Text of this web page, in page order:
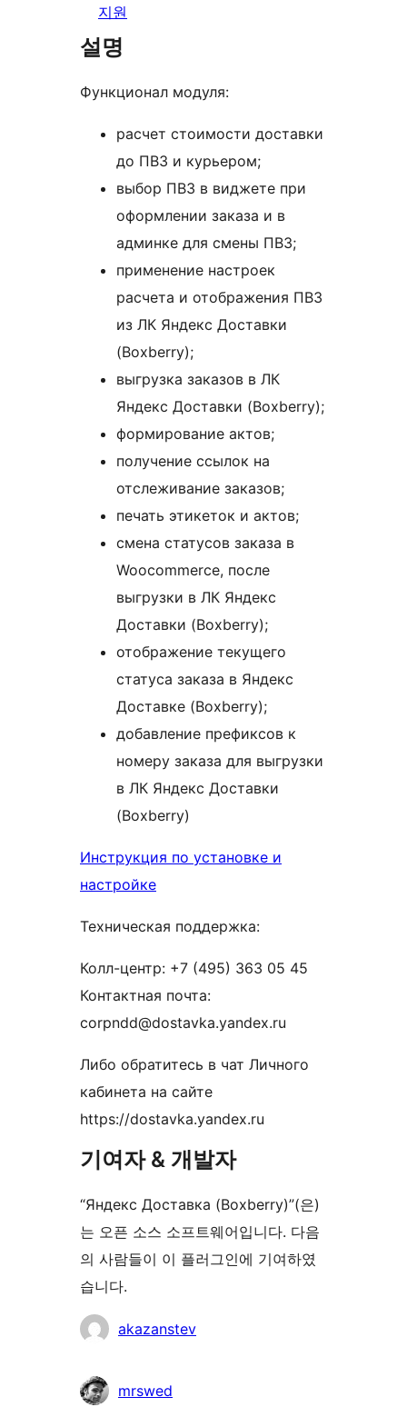
지원
설명
Функционал модуля:
расчет стоимости доставки
до ПВЗ и курьером;
выбор ПВЗ в виджете при
оформлении заказа и в
админке для смены ПВЗ;
применение настроек
расчета и отображения ПВЗ
из ЛК Яндекс Доставки
(Boxberry);
выгрузка заказов в ЛК
Яндекс Доставки (Boxberry);
формирование актов;
получение ссылок на
отслеживание заказов;
печать этикеток и актов;
смена статусов заказа в
Woocommerce, после
выгрузки в ЛК Яндекс
Доставки (Boxberry);
отображение текущего
статуса заказа в Яндекс
Доставке (Boxberry);
добавление префиксов к
номеру заказа для выгрузки
в ЛК Яндекс Доставки
(Boxberry)
Инструкция по установке и
настройке
Техническая поддержка:
Колл-центр: +7 (495) 363 05 45
Контактная почта:
corpndd@dostavka.yandex.ru
Либо обратитесь в чат Личного
кабинета на сайте
https://dostavka.yandex.ru
기여자 & 개발자
“Яндекс Доставка (Boxberry)”(은)
는 오픈 소스 소프트웨어입니다. 다음
의 사람들이 이 플러그인에 기여하였
습니다.
기
자
akazanstev
mrswed